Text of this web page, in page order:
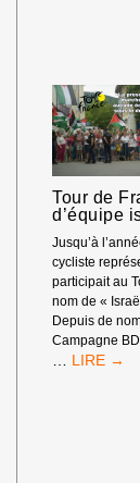
D’AIX-
EN-
Tour de
d’équipe
Jusqu’à
cycliste
participait au
nom de «
Depuis de
Campagne
TOUR